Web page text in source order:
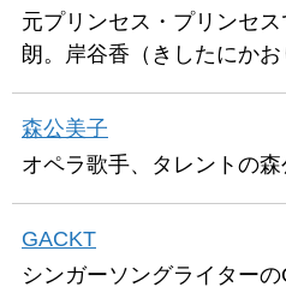
元プリンセス・プリンセ
朗。岸谷香（きしたにか
森公美子
オペラ歌手、タレントの
GACKT
シンガーソングライター